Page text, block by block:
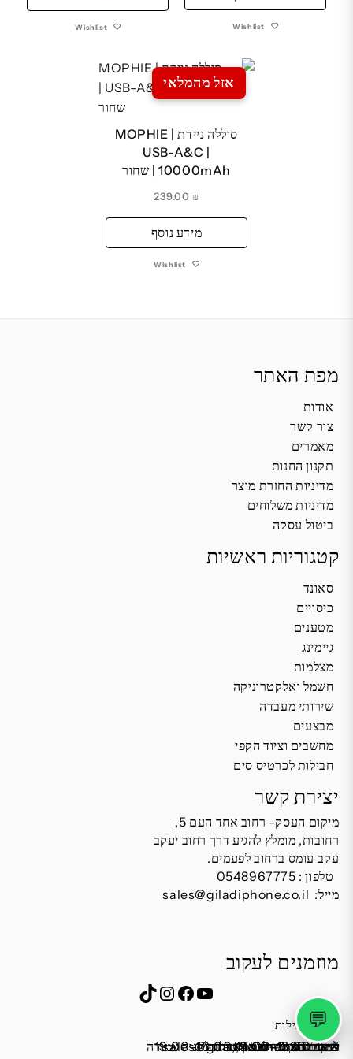
💬
Wishlist
₪ 149.00.
₪ 139.00.
Wishlist
אזל מהמלאי
סוללה ניידת MOPHIE |
USB-A&C |
10000mAh | שחור
₪
מידע נוסף
Wishlist
מפת האתר
אודות
צור קשר
מאמרים
תקנון החנות
מדיניות החזרת מוצר
מדיניות משלוחים
ביטול עסקה
קטגוריות ראשיות
סאונד
כיסויים
מטענים
גיימינג
מצלמות
חשמל ואלקטרוניקה
שירותי מעבדה
מבצעים
מחשבים וציוד הקפי
חבילות לכרטיס סים
יצירת קשר
מיקום העסק- רחוב אחד העם 5,
רחובות, מומלץ להגיע דרך רחוב יעקב
עקב עומס ברחוב לפעמים.
טלפון : 0548967775
מייל: sales@giladiphone.co.il
מוזמנים לעקוב
YouTube
Facebook
Instagram
TikTok
שעות פעילות
כתובת: אחד העם 5, רחובות
א׳-ה׳ 19:00-16:00,14:00-9:30
שישי 9:00-13:00
שבת סגור
מייל:sales@giladiphone.co.il
מיקום חנייה: יש אפשרות לחניה צמודה
לחנות התקשרו ואדאג לזה.
*נא להתקשר לפני הגעה